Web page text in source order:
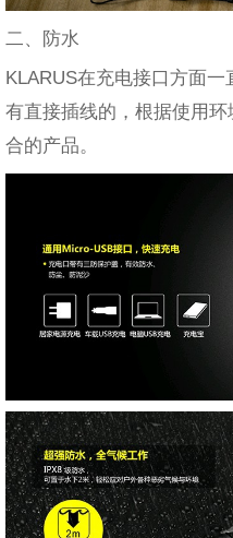
二、防水
KLARUS在充电接口方面
有直接插线的，根据使用
合的产品。